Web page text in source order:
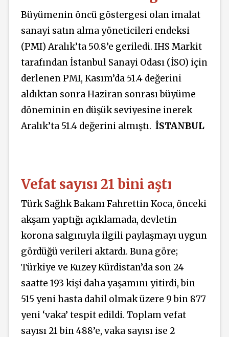
Büyümenin öncü göstergesi olan imalat
sanayi satın alma yöneticileri endeksi
(PMI) Aralık’ta 50.8’e geriledi. IHS Markit
tarafından İstanbul Sanayi Odası (İSO) için
derlenen PMI, Kasım’da 51.4 değerini
aldıktan sonra Haziran sonrası büyüme
döneminin en düşük seviyesine inerek
Aralık’ta 51.4 değerini almıştı. İSTANBUL
Vefat sayısı 21 bini aştı
Türk Sağlık Bakanı Fahrettin Koca, önceki
akşam yaptığı açıklamada, devletin
korona salgınıyla ilgili paylaşmayı uygun
gördüğü verileri aktardı. Buna göre;
Türkiye ve Kuzey Kürdistan’da son 24
saatte 193 kişi daha yaşamını yitirdi, bin
515 yeni hasta dahil olmak üzere 9 bin 877
yeni ‘vaka’ tespit edildi. Toplam vefat
sayısı 21 bin 488’e, vaka sayısı ise 2